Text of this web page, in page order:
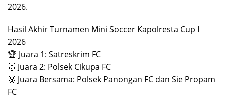
2026.
Hasil Akhir Turnamen Mini Soccer Kapolresta Cup I
2026
🏆 Juara 1: Satreskrim FC
🥈 Juara 2: Polsek Cikupa FC
🥉 Juara Bersama: Polsek Panongan FC dan Sie Propam
FC